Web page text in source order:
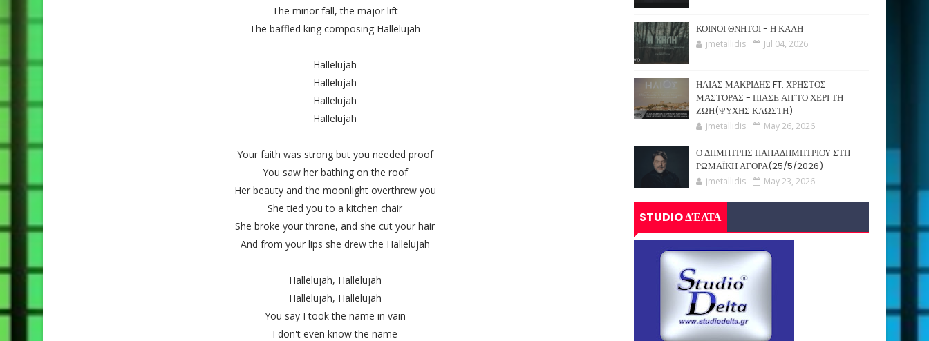
The minor fall, the major lift
The baffled king composing Hallelujah
Hallelujah
Hallelujah
Hallelujah
Hallelujah
Your faith was strong but you needed proof
You saw her bathing on the roof
Her beauty and the moonlight overthrew you
She tied you to a kitchen chair
She broke your throne, and she cut your hair
And from your lips she drew the Hallelujah
Hallelujah, Hallelujah
Hallelujah, Hallelujah
You say I took the name in vain
I don't even know the name
ΚΟΙΝΟΙ ΘΝΗΤΟΙ - Η ΚΑΛΗ
jmetallidis Jul 04, 2026
ΗΛΙΑΣ ΜΑΚΡΙΔΗΣ FT. ΧΡΗΣΤΟΣ
ΜΑΣΤΟΡΑΣ - ΠΙΑΣΕ ΑΠ΄ΤΟ ΧΕΡΙ ΤΗ
ΖΩΗ(ΨΥΧΗΣ ΚΛΩΣΤΗ)
jmetallidis May 26, 2026
Ο ΔΗΜΗΤΡΗΣ ΠΑΠΑΔΗΜΗΤΡΙΟΥ ΣΤΗ
ΡΩΜΑΪΚΗ ΑΓΟΡΑ(25/5/2026)
jmetallidis May 23, 2026
STUDIO ΔΈΛΤΑ